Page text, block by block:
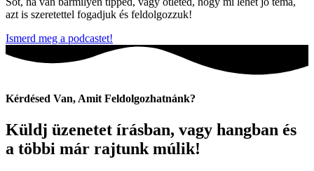
azt is szeretettel fogadjuk és feldolgozzuk!
Ismerd meg a podcastet!
Kérdésed Van, Amit Feldolgozhatnánk?​
Küldj üzenetet írásban, vagy hangban és
a többi már rajtunk múlik!​